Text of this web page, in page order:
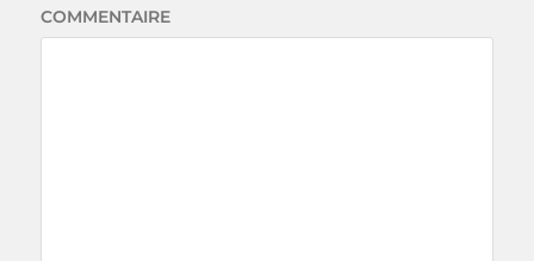
COMMENTAIRE